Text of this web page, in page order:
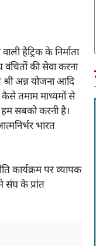
हैट्रिक के निर्माता
की सेवा करना
अन्न योजना आदि
तमाम माध्यमों से
सबको करनी है।
भारत
कार्यक्रम पर व्यापक
संघ के प्रांत